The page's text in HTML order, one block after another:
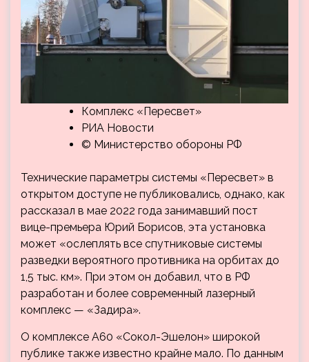
Комплекс «Пересвет»
РИА Новости
© Министерство обороны РФ
Технические параметры системы «Пересвет» в
открытом доступе не публиковались, однако, как
рассказал в мае 2022 года занимавший пост
вице-премьера Юрий Борисов, эта установка
может «ослеплять все спутниковые системы
разведки вероятного противника на орбитах до
1,5 тыс. км». При этом он добавил, что в РФ
разработан и более современный лазерный
комплекс — «Задира».
О комплексе А60 «Сокол-Эшелон» широкой
публике также известно крайне мало. По данным